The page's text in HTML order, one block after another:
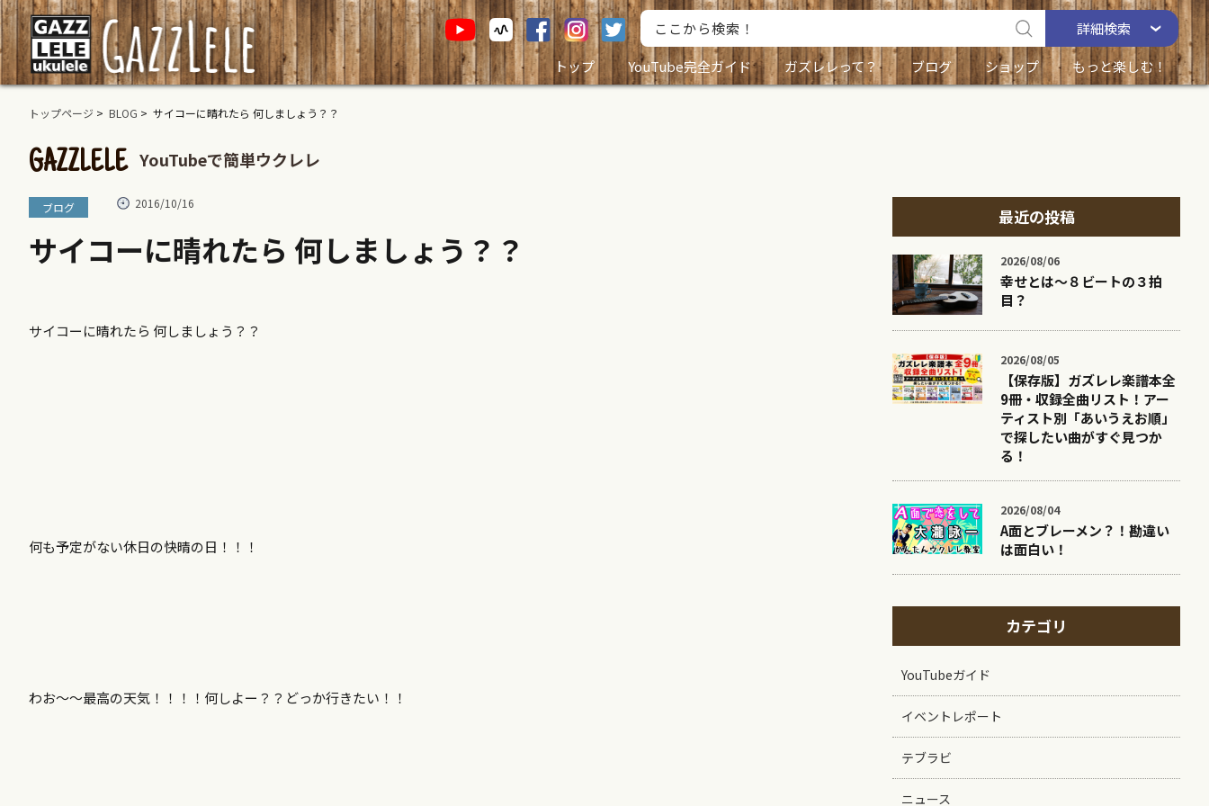
詳細検索
トップ
YouTube完全ガイド ガズレレって？ ブログ ショップ もっと楽しむ！
トップページ > BLOG > サイコーに晴れたら 何しましょう？？
GAZZLELE YouTubeで簡単ウクレレ
ブログ 2016/10/16
サイコーに晴れたら 何しましょう？？
サイコーに晴れたら 何しましょう？？
何も予定がない休日の快晴の日！！！
わお～～最高の天気！！！！何しよー？？どっか行きたい！！
最近の投稿
2026/08/06
幸せとは〜８ビートの３拍
目？
2026/08/05
【保存版】ガズレレ楽譜本全
9冊・収録全曲リスト！アー
ティスト別「あいうえお順」
で探したい曲がすぐ見つか
る！
2026/08/04
A面とブレーメン？！勘違い
は面白い！
カテゴリ
YouTubeガイド
イベントレポート
テブラビ